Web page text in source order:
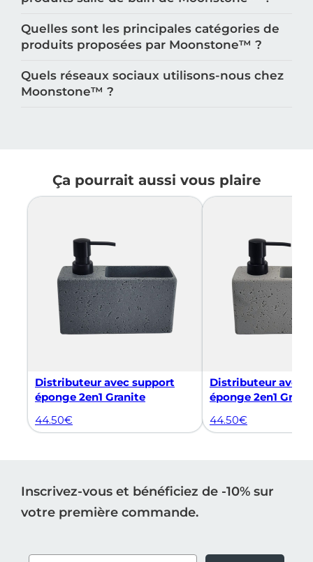
Quelles sont les principales catégories de
produits proposées par Moonstone™️ ?
Quels réseaux sociaux utilisons-nous chez
Moonstone™️ ?
Ça pourrait aussi vous plaire
Distributeur avec support
éponge 2en1 Granite
44.50€
Distributeur avec
éponge 2en1
44.50€
Inscrivez-vous et bénéficiez de -10% sur
votre première commande.